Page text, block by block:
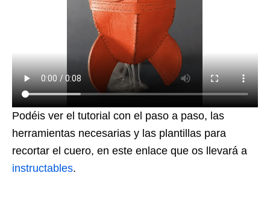
Podéis ver el tutorial con el paso a paso, las
herramientas necesarias y las plantillas para
recortar el cuero, en este enlace que os llevará a
instructables.